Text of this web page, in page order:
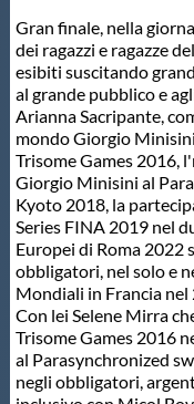
Cookie Policy
Archivio News
Flash News
Galleria fotografica
Videogallery
Intranet
Gran finale, nella
dei ragazzi e ragazze
esibiti suscitando
al grande pubblico e
Arianna Sacripante,
mondo Giorgio
Trisome Games 2016,
Giorgio Minisini al
Kyoto 2018, la
Series FINA 2019 nel
Europei di Roma 2022
obbligatori, nel solo e
Mondiali in Francia nel
Con lei Selene Mirra
Trisome Games 2016
al Parasynchronized
negli obbligatori,